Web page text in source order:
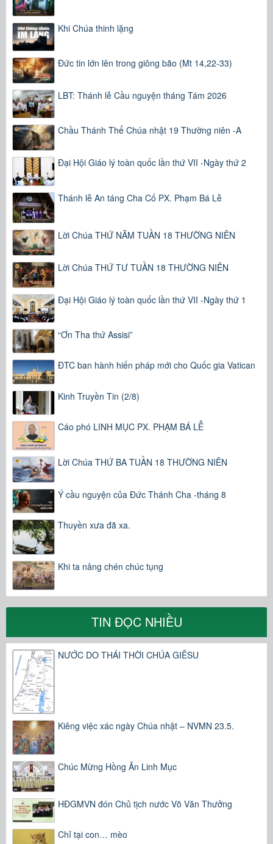
Khi Chúa thinh lặng
Đức tin lớn lên trong giông bão (Mt 14,22-33)
LBT: Thánh lễ Cầu nguyện tháng Tám 2026
Chầu Thánh Thể Chúa nhật 19 Thường niên -A
Đại Hội Giáo lý toàn quốc lần thứ VII -Ngày thứ 2
Thánh lễ An táng Cha Cố PX. Phạm Bá Lễ
Lời Chúa THỨ NĂM TUẦN 18 THƯỜNG NIÊN
Lời Chúa THỨ TƯ TUẦN 18 THƯỜNG NIÊN
Đại Hội Giáo lý toàn quốc lần thứ VII -Ngày thứ 1
“Ơn Tha thứ Assisi”
ĐTC ban hành hiến pháp mới cho Quốc gia Vatican
Kinh Truyền Tin (2/8)
Cáo phó LINH MỤC PX. PHẠM BÁ LỄ
Lời Chúa THỨ BA TUẦN 18 THƯỜNG NIÊN
Ý cầu nguyện của Đức Thánh Cha -tháng 8
Thuyền xưa đã xa.
Khi ta nâng chén chúc tụng
TIN ĐỌC NHIỀU
NƯỚC DO THÁI THỜI CHÚA GIÊSU
Kiêng việc xác ngày Chúa nhật – NVMN 23.5.
Chúc Mừng Hồng Ân Linh Mục
HĐGMVN đón Chủ tịch nước Võ Văn Thưởng
Chỉ tại con… mèo